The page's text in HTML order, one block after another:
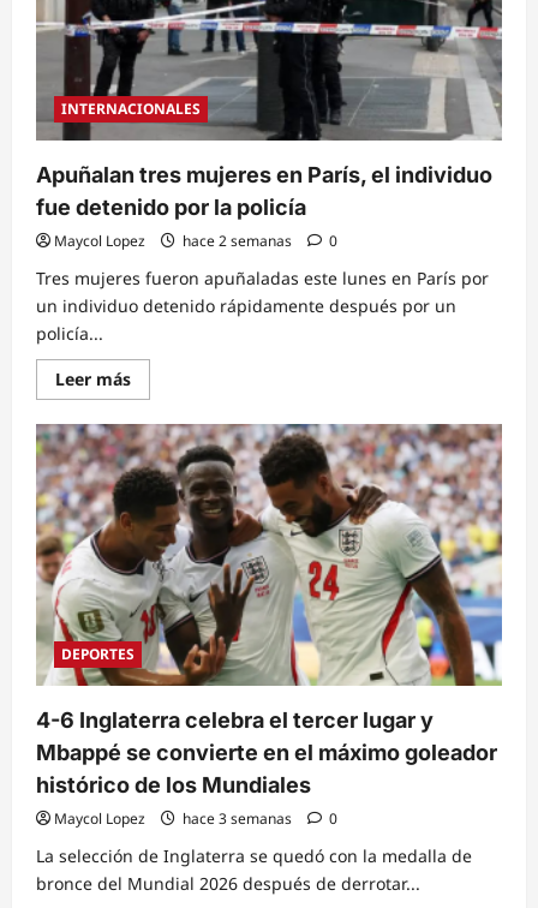
INTERNACIONALES
Apuñalan tres mujeres en París, el individuo
fue detenido por la policía
Maycol Lopez hace 2 semanas 0
Tres mujeres fueron apuñaladas este lunes en París por
un individuo detenido rápidamente después por un
policía...
Leer másRead
more
Apuñalan
tres
mujeres
en
París,
el
individuo
fue
detenido
por
la
policía
DEPORTES
4-6 Inglaterra celebra el tercer lugar y
Mbappé se convierte en el máximo goleador
histórico de los Mundiales
Maycol Lopez hace 3 semanas 0
La selección de Inglaterra se quedó con la medalla de
bronce del Mundial 2026 después de derrotar...